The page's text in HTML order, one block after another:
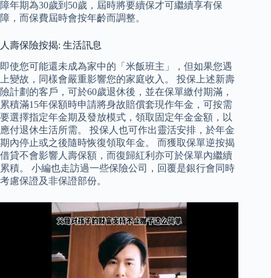
障年期為30歲到50歲，屆時將要續保才可繼續享有保
障，而保費屆時會按年齡而調整。
人壽保險按揭: 生活訊息
即使您可能還未成為家中的「米飯班主」，但如果您遇
上變故，同樣會嚴重影響您的家庭收入。 投保上述新壽
險計劃的客戶，可於60歲退休後，並在保單繳付期滿，
累積滿15年保額時申請將身故賠償套現作年金，可按需
要選擇指定年金期及發放模式，領取固定年金金額，以
應付退休生活所需。 投保人也可作出靈活安排，於年金
期內停止或之後隨時恢復領取年金。 而獲取保單逆按揭
借貸不會影響人壽保額，而復歸紅利亦可於保單內繼續
累積。 小編也走訪過一些保險公司，回覆是銀行會同時
考慮保證及非保證部份。